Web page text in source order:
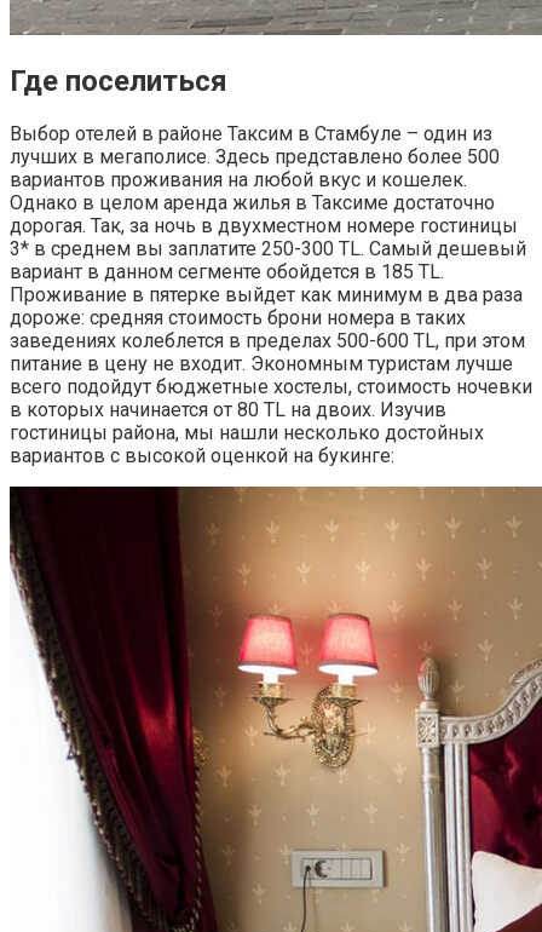
Где поселиться
Выбор отелей в районе Таксим в Стамбуле – один из
лучших в мегаполисе. Здесь представлено более 500
вариантов проживания на любой вкус и кошелек.
Однако в целом аренда жилья в Таксиме достаточно
дорогая. Так, за ночь в двухместном номере гостиницы
3* в среднем вы заплатите 250-300 TL. Самый дешевый
вариант в данном сегменте обойдется в 185 TL.
Проживание в пятерке выйдет как минимум в два раза
дороже: средняя стоимость брони номера в таких
заведениях колеблется в пределах 500-600 TL, при этом
питание в цену не входит. Экономным туристам лучше
всего подойдут бюджетные хостелы, стоимость ночевки
в которых начинается от 80 TL на двоих. Изучив
гостиницы района, мы нашли несколько достойных
вариантов с высокой оценкой на букинге: